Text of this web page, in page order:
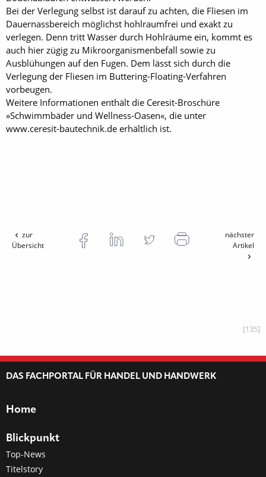
Bei der Verlegung selbst ist darauf zu achten, die Fliesen im
Dauernassbereich möglichst hohlraumfrei und exakt zu
verlegen. Denn tritt Wasser durch Hohlräume ein, kommt es
auch hier zügig zu Mikroorganismenbefall sowie zu
Ausblühungen auf den Fugen. Dem lässt sich durch die
Verlegung der Fliesen im Buttering-Floating-Verfahren
vorbeugen.
Weitere Informationen enthält die Ceresit-Broschüre
»Schwimmbäder und Wellness-Oasen«, die unter
www.ceresit-bautechnik.de erhältlich ist.
zur
Übersicht
nächster
Artikel
[135]
DAS FACHPORTAL FÜR HANDEL UND HANDWERK
Home
Blickpunkt
Top-News
Titelstory